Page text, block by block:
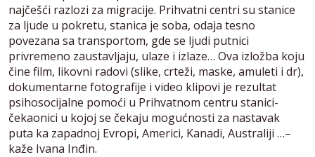
najčešći razlozi za migracije. Prihvatni centri su stanice
za ljude u pokretu, stanica je soba, odaja tesno
povezana sa transportom, gde se ljudi putnici
privremeno zaustavljaju, ulaze i izlaze… Ova izložba koju
čine film, likovni radovi (slike, crteži, maske, amuleti i dr),
dokumentarne fotografije i video klipovi je rezultat
psihosocijalne pomoći u Prihvatnom centru stanici-
čekaonici u kojoj se čekaju mogućnosti za nastavak
puta ka zapadnoj Evropi, Americi, Kanadi, Australiji …–
kaže Ivana Inđin.